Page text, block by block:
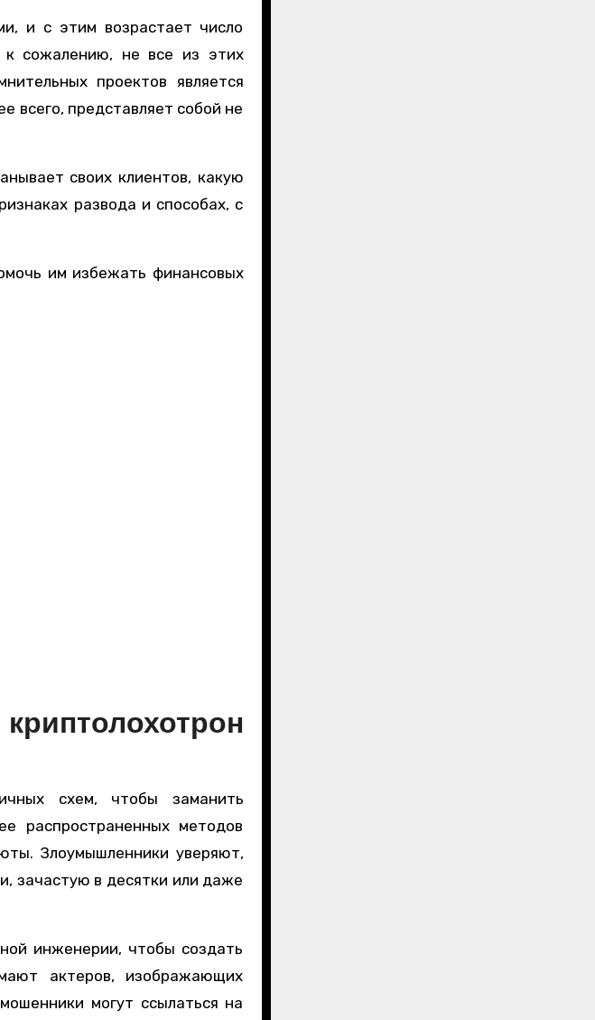
к сожалению, не все из этих
проектов является
всего, представляет собой не
своих клиентов, какую
развода и способах, с
им избежать финансовых
схем, чтобы заманить
распространенных методов
Злоумышленники уверяют,
зачастую в десятки или даже
инженерии, чтобы создать
актеров, изображающих
могут ссылаться на